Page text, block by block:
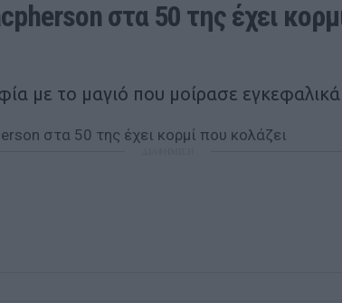
στα 50 της έχει
με το μαγιό που μοίρασε εγκεφαλικά